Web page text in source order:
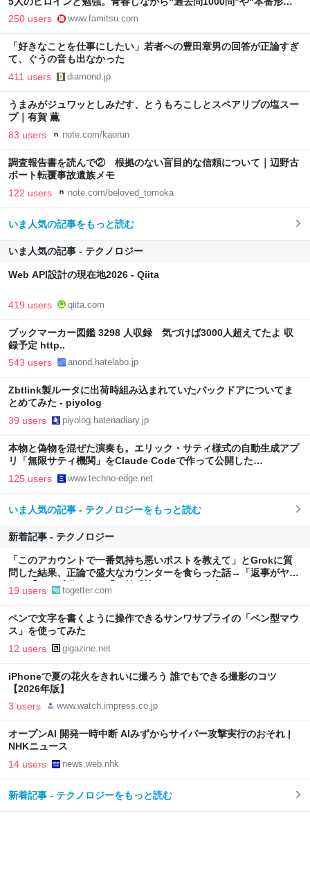
CBT模擬試験”で本格的に学べるノベルゲーム | ゲーム・エンタメ
最新情報のファミ通.com
250 users www.famitsu.com
「好きなことを仕事にしたい」若者への豊田章男の回答が正論すぎ
て、ぐうの音も出なかった
411 users diamond.jp
うまみがジュワッとしみだす、とうもろこしとスペアリブの塩スー
プ｜有賀 薫
83 users note.com/kaorun
調査報告書を読んで② 根拠のない盲目的な信頼について｜辺野古
ボート転覆事故遺族メモ
122 users note.com/beloved_tomoka
いま人気の記事をもっと読む
いま人気の記事 - テクノロジー
Web API設計の現在地2026 - Qiita
419 users qiita.com
ブックマーカー図鑑 3298 人収録 気づけば3000人超えてたよ 収
録予定 http..
543 users anond.hatelabo.jp
Zbtlink製ルータに出荷時組み込まれていたバックドアについてま
とめてみた - piyolog
39 users piyolog.hatenadiary.jp
本物と偽物を混ぜた演奏も。エリック・サティ様式の自動生成アプ
リ「無限サティ機関」をClaude Codeで作って公開した
（CloseBox） | テクノエッジ TechnoEdge
125 users www.techno-edge.net
いま人気の記事 - テクノロジーをもっと読む
新着記事 - テクノロジー
「このアカウントで一番気持ち悪いポストを教えて」とGrokに質
問した結果、正論で盛大なカウンターを食らった話→「返事がヤバ
い」「AIの反乱か？」「お前感情あるだろ」の声も
19 users togetter.com
ペンで文字を書くように操作できるサンワサプライの「ペン型マウ
ス」を使ってみた
12 users gigazine.net
iPhoneで夏の花火をきれいに撮ろう 誰でもできる撮影のコツ
【2026年版】
3 users www.watch.impress.co.jp
オープンAI 開発一時中断 AIみずからサイバー攻撃実行のおそれ |
NHKニュース
14 users news.web.nhk
新着記事 - テクノロジーをもっと読む